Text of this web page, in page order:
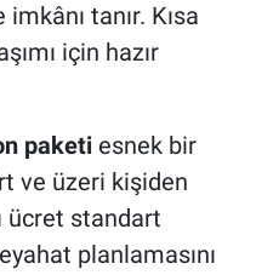
tanır. Kısa
için hazır
paketiesnek bir
ve üzeri kişiden
ücret standart
planlamasını